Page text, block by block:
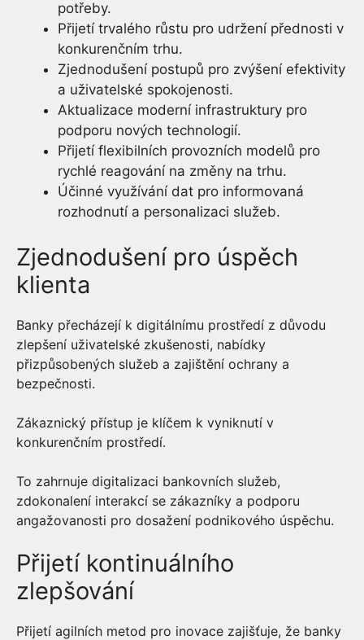
potřeby.
Přijetí trvalého růstu pro udržení přednosti v
konkurenčním trhu.
Zjednodušení postupů pro zvýšení efektivity
a uživatelské spokojenosti.
Aktualizace moderní infrastruktury pro
podporu nových technologií.
Přijetí flexibilních provozních modelů pro
rychlé reagování na změny na trhu.
Účinné využívání dat pro informovaná
rozhodnutí a personalizaci služeb.
Zjednodušení pro úspěch
klienta
Banky přecházejí k digitálnímu prostředí z důvodu
zlepšení uživatelské zkušenosti, nabídky
přizpůsobených služeb a zajištění ochrany a
bezpečnosti.
Zákaznický přístup je klíčem k vyniknutí v
konkurenčním prostředí.
To zahrnuje digitalizaci bankovních služeb,
zdokonalení interakcí se zákazníky a podporu
angažovanosti pro dosažení podnikového úspěchu.
Přijetí kontinuálního
zlepšování
Přijetí agilních metod pro inovace zajišťuje, že banky